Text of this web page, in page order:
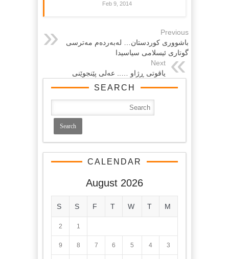
Feb 9, 2014
Previous
باشووری كوردستان… له‌به‌رده‌م مه‌ترسی
گوتاری ئیسلامی سیاسیدا
Next
یاقوتی ‌ڕژاو ….. عه‌لی پێنجوێنی
SEARCH
CALENDAR
August 2026
M
T
W
T
F
S
S
1
2
3
4
5
6
7
8
9